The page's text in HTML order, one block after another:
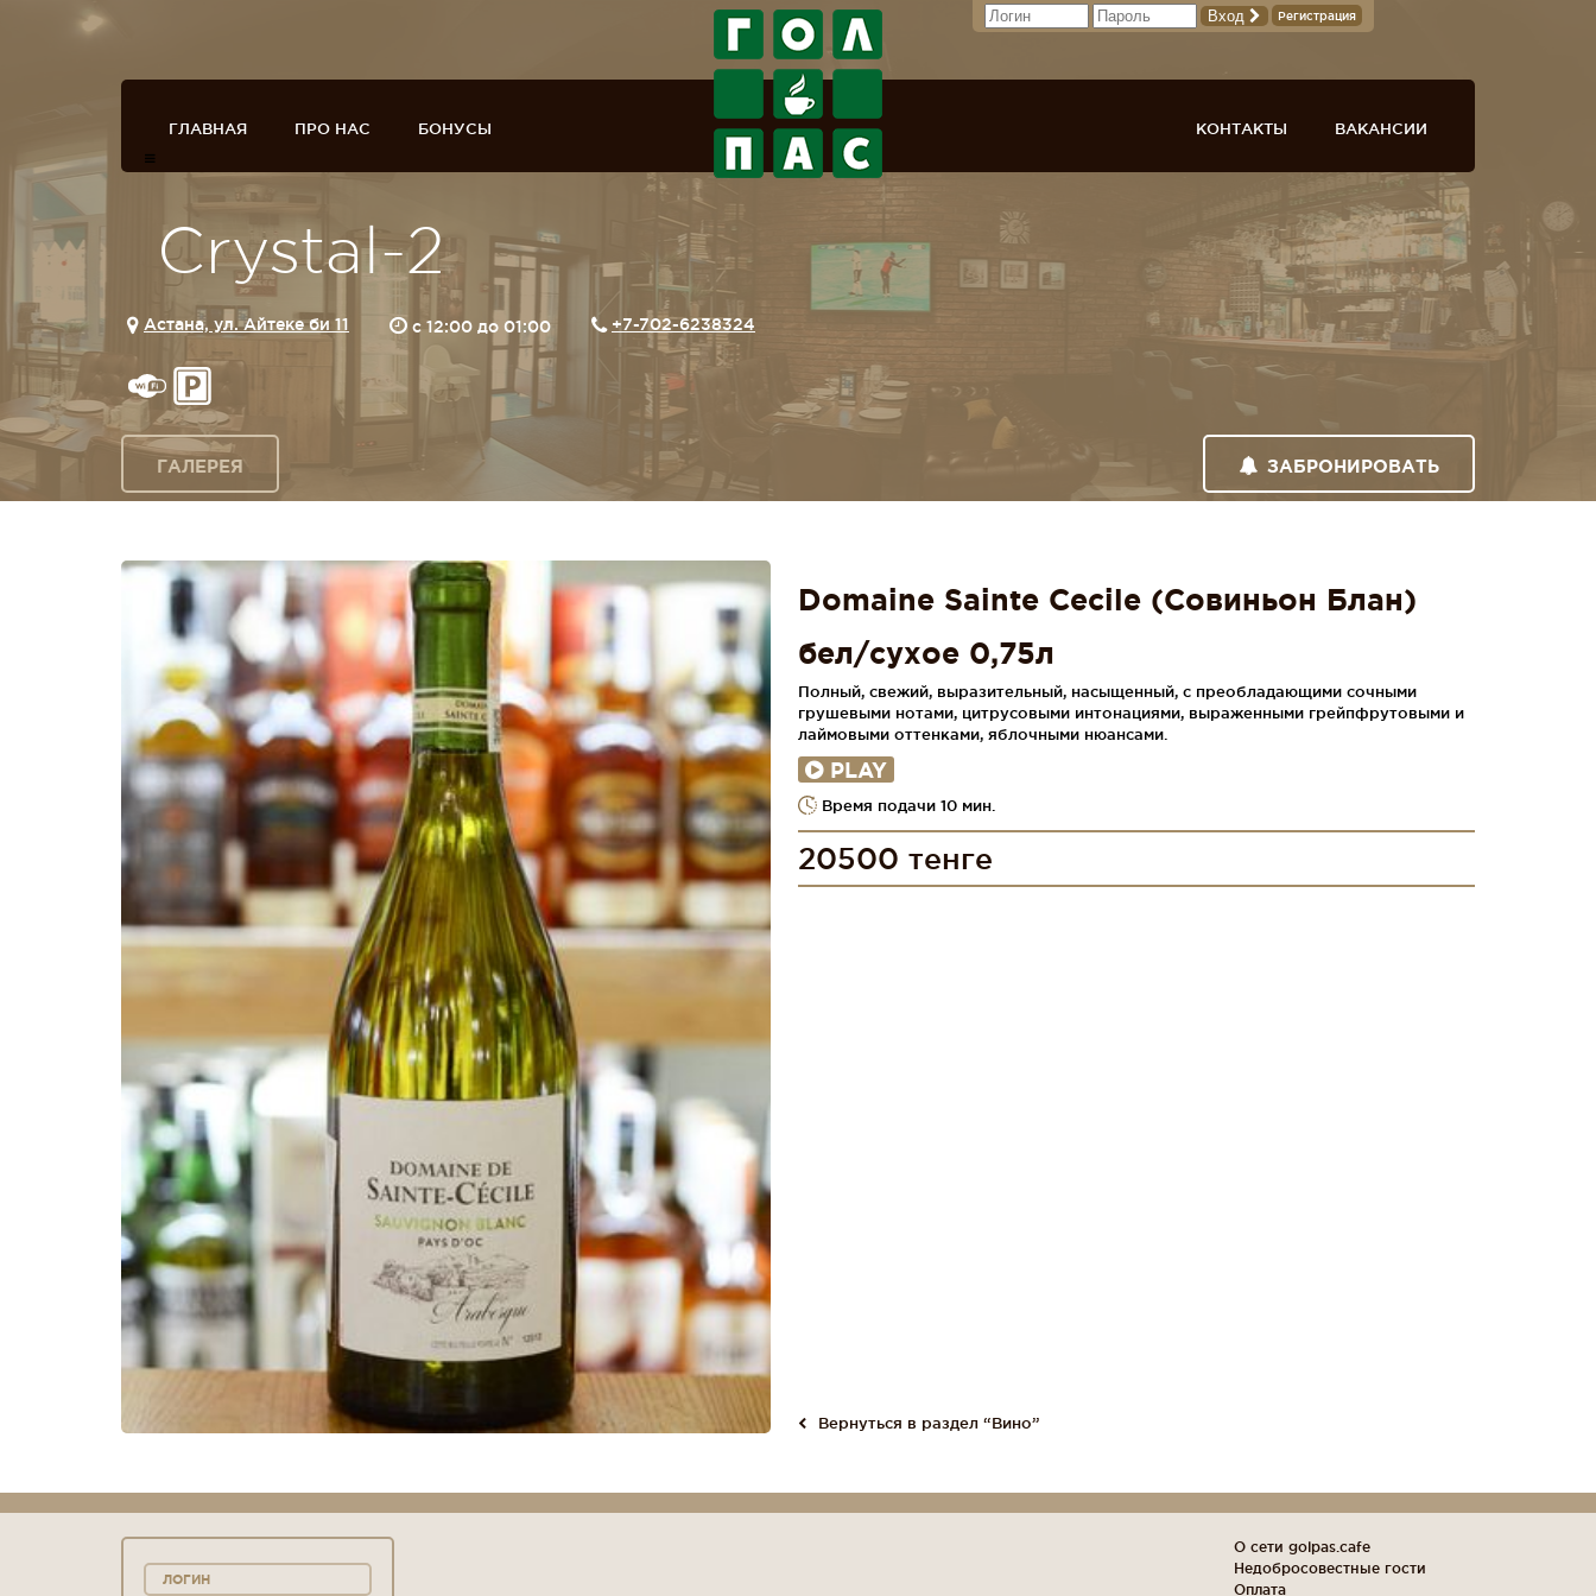
Вход Регистрация
ГЛАВНАЯ ПРО НАС БОНУСЫ ВАКАНСИИ
КОНТАКТЫ
Crystal-2
Астана, ул. Айтеке би 11 c 12:00 до 01:00 +7-702-6238324
ГАЛЕРЕЯ ЗАБРОНИРОВАТЬ
Domaine Sainte Cecile (Совиньон Блан)
бел/сухое 0,75л
Полный, свежий, выразительный, насыщенный, с преобладающими сочными
грушевыми нотами, цитрусовыми интонациями, выраженными грейпфрутовыми и
лаймовыми оттенками, яблочными нюансами.
PLAY
Время подачи 10 мин.
20500 тенге
Вернуться в раздел “Вино”
О сети golpas.cafe
Недобросовестные гости
Оплата